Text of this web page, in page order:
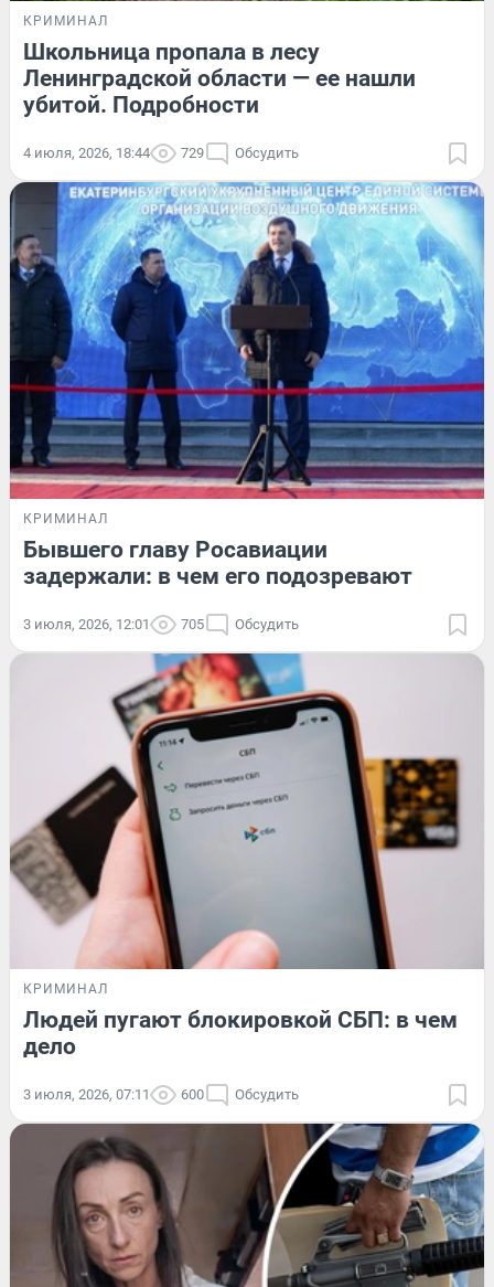
КРИМИНАЛ
Школьница пропала в лесу
Ленинградской области — ее нашли
убитой. Подробности
4 июля, 2026, 18:44 729 Обсудить
КРИМИНАЛ
Бывшего главу Росавиации
задержали: в чем его подозревают
3 июля, 2026, 12:01 705 Обсудить
КРИМИНАЛ
Людей пугают блокировкой СБП: в чем
дело
3 июля, 2026, 07:11 600 Обсудить